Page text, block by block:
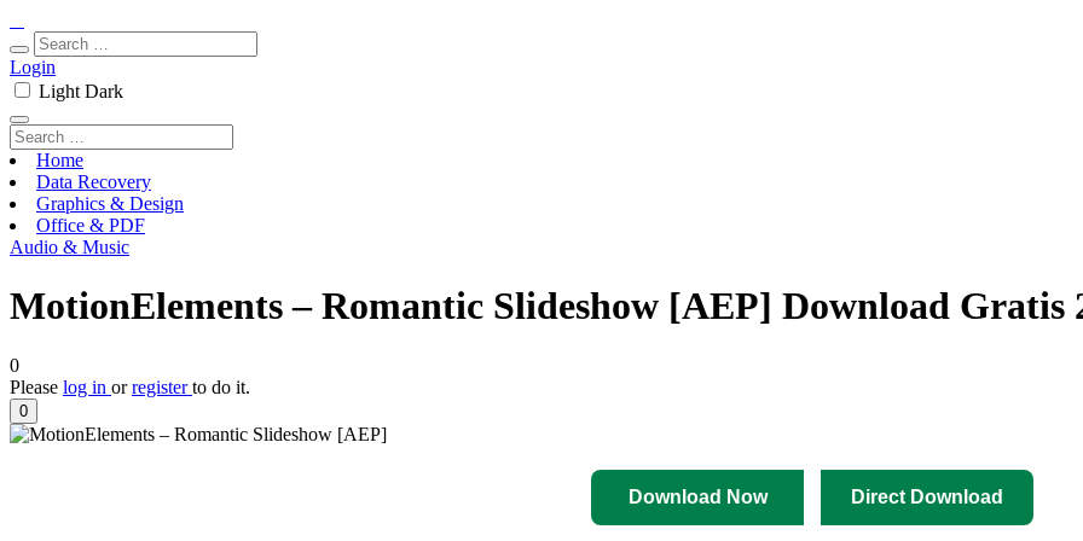
Login
Light Dark
Home
Data Recovery
Graphics & Design
Office & PDF
Audio & Music
MotionElements – Romantic Slideshow [AEP] Download Gratis
0
Please log in orregisterto do it.
0
Download Now Direct Download